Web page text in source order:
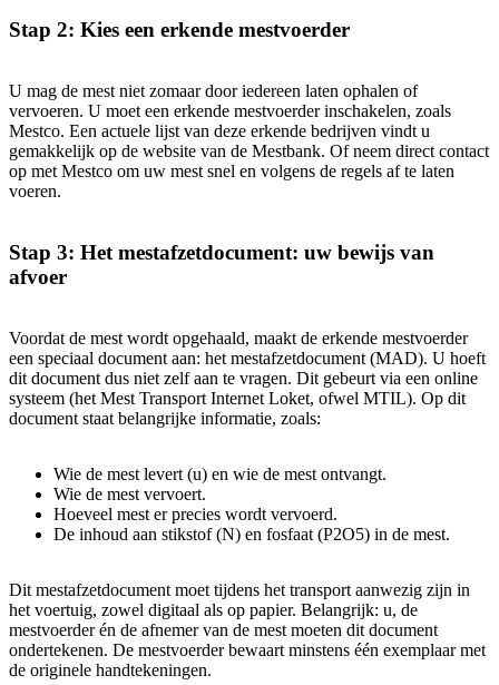
Stap 2: Kies een erkende mestvoerder
U mag de mest niet zomaar door iedereen laten ophalen of
vervoeren. U moet een erkende mestvoerder inschakelen, zoals
Mestco. Een actuele lijst van deze erkende bedrijven vindt u
gemakkelijk op de website van de Mestbank. Of neem direct contact
op met Mestco om uw mest snel en volgens de regels af te laten
voeren.
Stap 3: Het mestafzetdocument: uw bewijs van
afvoer
Voordat de mest wordt opgehaald, maakt de erkende mestvoerder
een speciaal document aan: het mestafzetdocument (MAD). U hoeft
dit document dus niet zelf aan te vragen. Dit gebeurt via een online
systeem (het Mest Transport Internet Loket, ofwel MTIL). Op dit
document staat belangrijke informatie, zoals:
Wie de mest levert (u) en wie de mest ontvangt.
Wie de mest vervoert.
Hoeveel mest er precies wordt vervoerd.
De inhoud aan stikstof (N) en fosfaat (P2O5) in de mest.
Dit mestafzetdocument moet tijdens het transport aanwezig zijn in
het voertuig, zowel digitaal als op papier. Belangrijk: u, de
mestvoerder én de afnemer van de mest moeten dit document
ondertekenen. De mestvoerder bewaart minstens één exemplaar met
de originele handtekeningen.